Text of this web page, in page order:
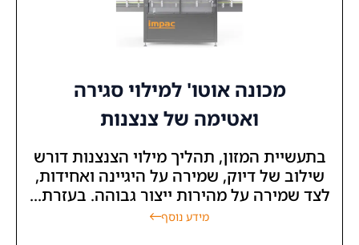
מכונה אוטו' למילוי סגירה
ואטימה של צנצנות
בתעשיית המזון, תהליך מילוי הצנצנות דורש
שילוב של דיוק, שמירה על היגיינה ואחידות,
לצד שמירה על מהירות ייצור גבוהה. בעזרת...
מידע נוסף